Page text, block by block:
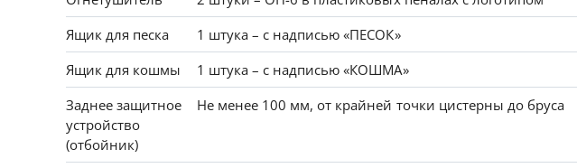
Ящик для песка
1 штука – с надписью «ПЕСОК»
Ящик для кошмы
1 штука – с надписью «КОШМА»
Заднее защитное
устройство
(отбойник)
Не менее 100 мм, от крайней точки цистерны до бруса